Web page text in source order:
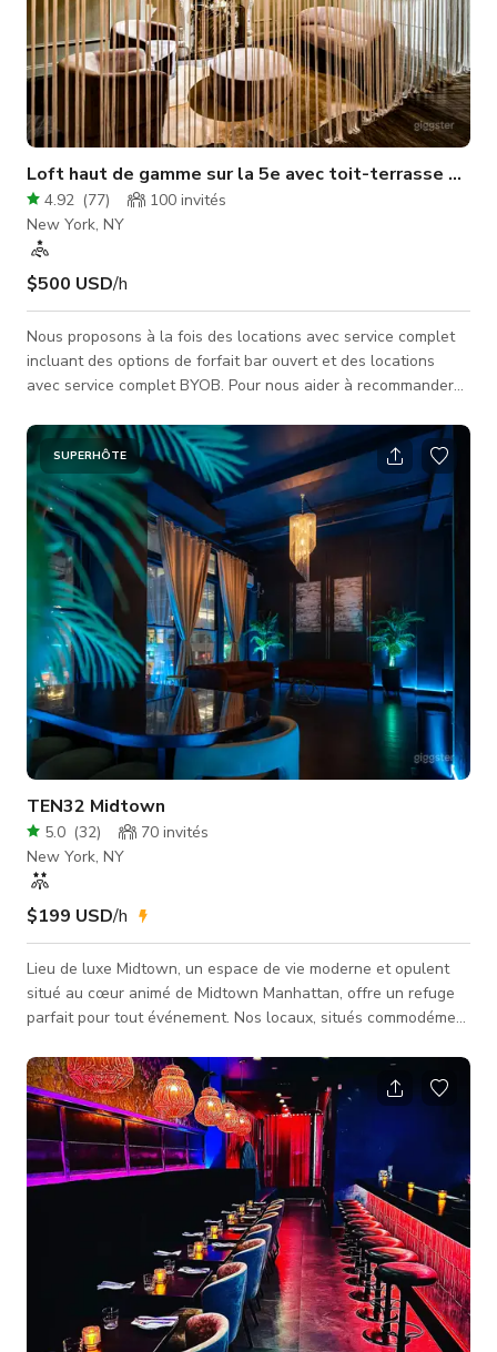
Loft haut de gamme sur la 5e avec toit-terrasse privé
4.92 (77) 100 invités
New York, NY
$500 USD/h
Nous proposons à la fois des locations avec service complet
incluant des options de forfait bar ouvert et des locations
avec service complet BYOB. Pour nous aider à recommander
nous indiquer votre budget pour la location du lieu avec
service de bar. Nous vous fournirons des options tarifaires
avec une liste complète des équipements que nous
proposons. Les tarifs des événements varient de 3 000 $ à 7
000 $ pour un minimum d
SUPERHÔTE
TEN32 Midtown
5.0 (32) 70 invités
New York, NY
$199 USD/h
Lieu de luxe Midtown, un espace de vie moderne et opulent
situé au cœur animé de Midtown Manhattan, offre un refuge
parfait pour tout événement. Nos locaux, situés commodément
quelques pâtés de maisons des stations Port Authority, Penn
et Path, sont un emplacement idéal pour ceux qui recherchent
un cadre luxueux au cœur de la ville. Notre espace
sophistiqué dispose de plafonds de 14 pieds, de planchers en
bois poli, de fen�